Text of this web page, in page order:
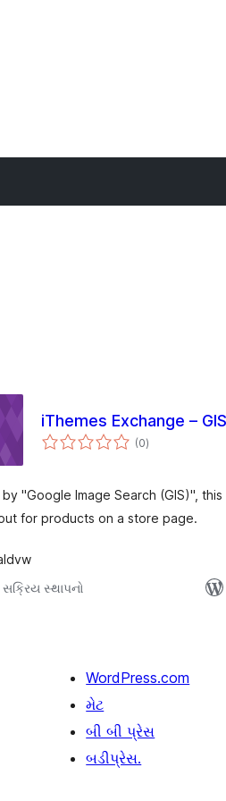
iThemes Exchange –
(0કુલ
રેટિંગ્સ
)
"Google Image Search (GIS)",
for products on a store page.
સ્થાપનો
WordPress.com
મેટ
બી બી પ્રેસ
બડીપ્રેસ.